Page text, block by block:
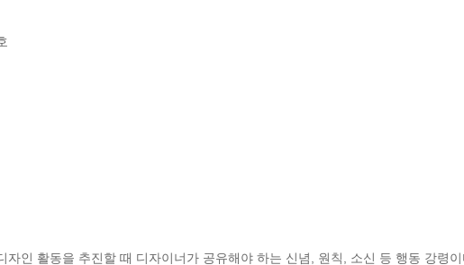
자인 활동을 추진할 때 디자이너가 공유해야 하는 신념, 원칙, 소신 등 행동 강령